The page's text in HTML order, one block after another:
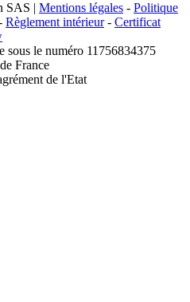
SAS | Mentions légales - Politique
Règlement intérieur- Certificat
sous le numéro 11756834375
France
de l'Etat